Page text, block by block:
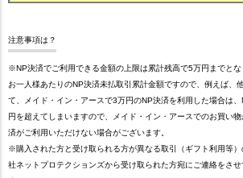
注意事項は？
※NP決済でご利用できる金額の上限は累計残高で5万円までとな
お一人様あたりのNP決済未払取引累計金額ですので、例えば、
て、メイド・イン・アースで3万円のNP決済を利用した場合は
円を超えてしまいますので、メイド・イン・アースでのお買い
済がご利用いただけない場合がございます。
※購入された方と受け取られる方が異なる取引（ギフト利用等
社ネットプロテクションズから受け取られた方宛にご連絡をさ